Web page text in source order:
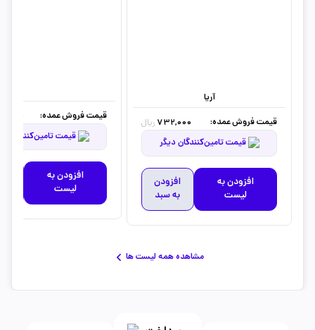
آریا
قیمت فروش عمده:
732,000 ریال
قیمت تامین‌کنندگان دیگر
افزودن به
لیست
افزودن
به سبد
قیمت فروش عمده:
قیمت تامین‌کنندگان دیگر
افزودن به
لیست
مشاهده همه لیست ها